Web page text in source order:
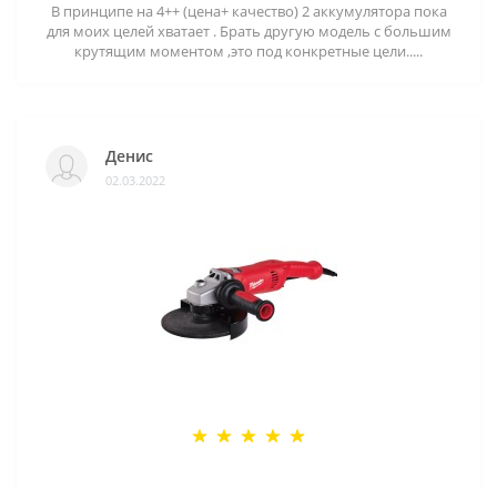
В принципе на 4++ (цена+ качество) 2 аккумулятора пока
для моих целей хватает . Брать другую модель с большим
крутящим моментом ,это под конкретные цели.....
Денис
02.03.2022